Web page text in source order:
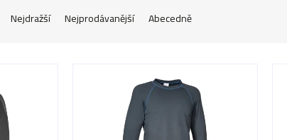
Nejdražší Nejprodávanější Abecedně